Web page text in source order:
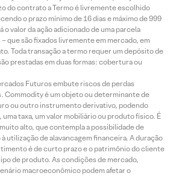
do contrato a Termo é livremente escolhido
o prazo mínimo de 16 dias e máximo de 999
valor da ação adicionado de uma parcela
que são fixados livremente em mercado, em
Toda transação a termo requer um depósito de
prestadas em duas formas: cobertura ou
Futuros embute riscos de perdas
Commodity é um objeto ou determinante de
ou outro instrumento derivativo, podendo
taxa, um valor mobiliário ou produto físico. É
alto, que contempla a possibilidade de
utilização de alavancagem financeira. A duração
é de curto prazo e o patrimônio do cliente
de produto. As condições de mercado,
macroeconômico podem afetar o